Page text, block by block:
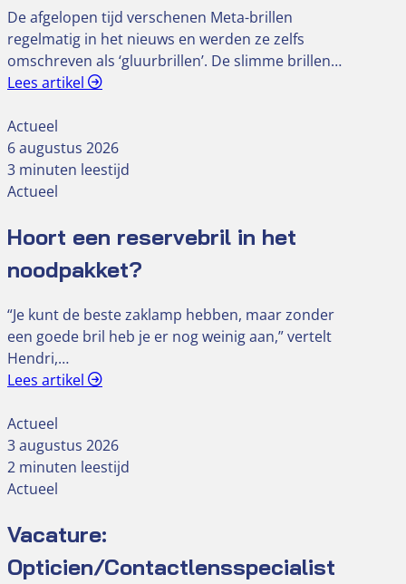
De afgelopen tijd verschenen Meta-brillen
regelmatig in het nieuws en werden ze zelfs
omschreven als ‘gluurbrillen’. De slimme brillen…
Lees artikel
Actueel
6 augustus 2026
3 minuten leestijd
Actueel
Hoort een reservebril in het
noodpakket?
“Je kunt de beste zaklamp hebben, maar zonder
een goede bril heb je er nog weinig aan,” vertelt
Hendri,…
Lees artikel
Actueel
3 augustus 2026
2 minuten leestijd
Actueel
Vacature:
Opticien/Contactlensspecialist